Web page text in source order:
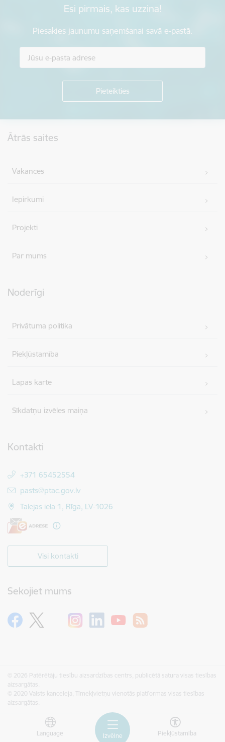
Izvēlne
Language Piekļūstamība
Esi pirmais, kas uzzina!
Piesakies jaunumu saņemšanai savā e-pastā.
Ātrās saites
Vakances
Iepirkumi
Projekti
Par mums
Noderīgi
Privātuma politika
Piekļūstamība
Lapas karte
Sīkdatņu izvēles maiņa
Kontakti
+371 65452554
E-pasts:
pasts@ptac.gov.lv
Talejas iela 1, Rīga, LV-1026
Visi kontakti
Sekojiet mums
© 2026 Patērētāju tiesību aizsardzības centrs, publicētā satura visas tiesības
aizsargātas.
© 2020 Valsts kanceleja, Tīmekļvietņu vienotās platformas visas tiesības
aizsargātas.